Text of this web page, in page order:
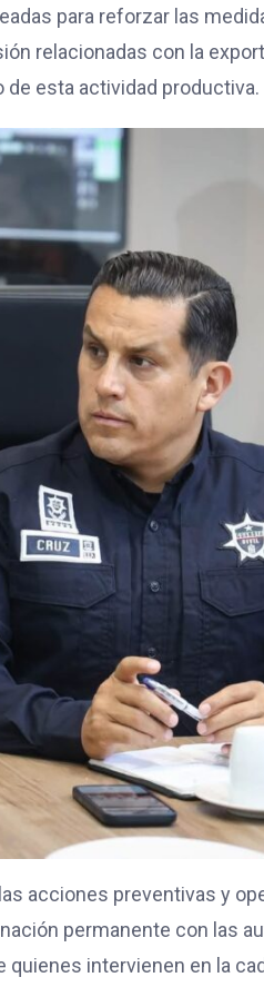
para reforzar las
relacionadas con la
esta actividad productiva.
acciones preventivas y
permanente con las
intervienen en la